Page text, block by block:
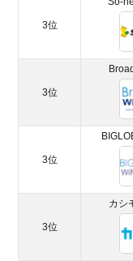
GMO
おすす
WiMAX
イダ6
額比較
3位
3位
3位
3位
カシ